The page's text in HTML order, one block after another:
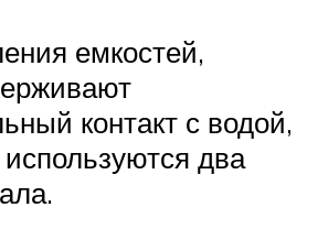
емкостей,
контакт с водой,
два